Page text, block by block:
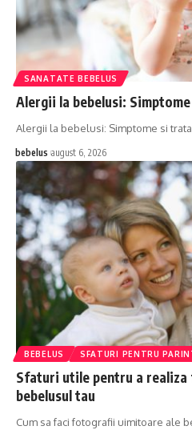
SANATATE BEBELUS
Alergii la bebelusi:
Alergii la bebelusi: Simptome si
bebelus august 6, 2026
BEBELUS SFATURI PENTRU
Sfaturi utile pentru a
bebelusul tau
Cum sa faci fotografii uimitoare ale